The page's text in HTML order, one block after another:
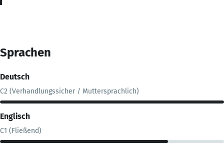
Sprachen
Deutsch
C2 (Verhandlungssicher / Muttersprachlich)
Englisch
C1 (Fließend)